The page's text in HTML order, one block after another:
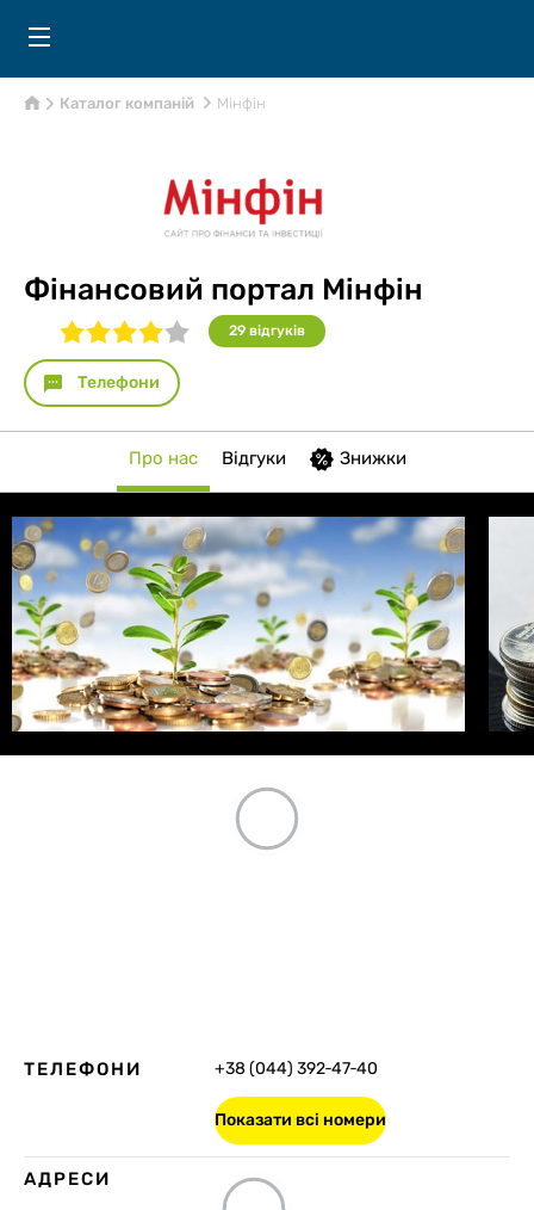
Каталог компаній Мінфін
Фінансовий портал Мінфін
29 відгуків
Телефони
Про нас Відгуки Знижки
ТЕЛЕФОНИ +38 (044) 392‑47‑40
Показати всі номери
АДРЕСИ